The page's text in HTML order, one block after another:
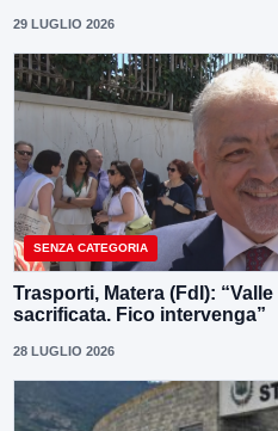
29 LUGLIO 2026
SENZA CATEGORIA
Trasporti, Matera (FdI):
sacrificata. Fico intervenga”
28 LUGLIO 2026